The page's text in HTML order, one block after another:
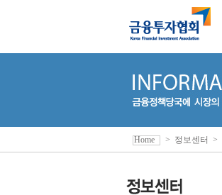
Home > 정보센터 >